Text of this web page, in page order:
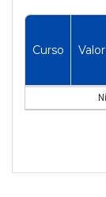
Curso Valor